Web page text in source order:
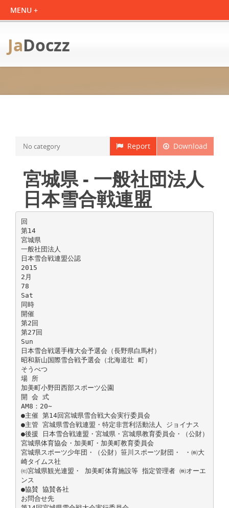
JaDoczz
Download
Report
No category
宮城県 - 一般社団法人
日本雪合戦連盟
回
第14
宮城県
一般社団法人
日本雪合戦連盟公認
2015
2月
78
Sat
同時
開催
第2回
第27回
Sun
日本雪合戦選手権大会予選会（長野県白馬村）
昭和新山国際雪合戦予選会（北海道壮 町）
そうべつ
場 所
加美町小野田西部スポーツ公園
開 会 式
AM8：20∼
●主催 第14回宮城県雪合戦大会実行委員会
●主管 宮城県雪合戦連盟・特定非営利活動法人 ジョイナス
●後援 日本雪合戦連盟・宮城県・宮城県教育委員会・（公財）
宮城県体育協会・加美町・加美町教育委員会
宮城県スポーツ少年団・（公財）笹川スポーツ財団・ ・㈱大
崎タイムス社
㈳宮城県観光連盟・ 加美町体育施設等 指定管理者 ㈱オーエ
ンス
●協賛 協賛各社
お問合せ先